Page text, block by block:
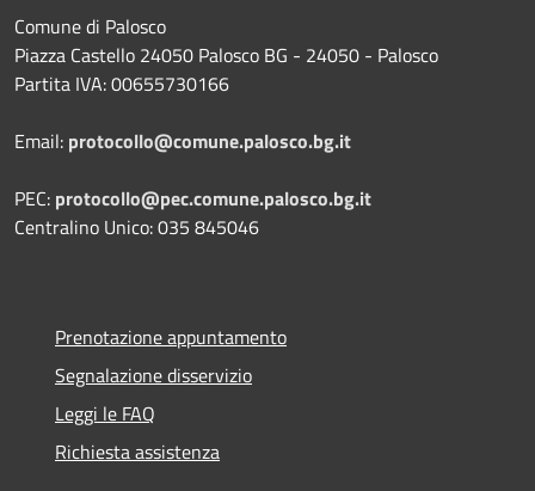
Comune di Palosco
Piazza Castello 24050 Palosco BG - 24050 - Palosco
Partita IVA: 00655730166
Email: protocollo@comune.palosco.bg.it
PEC: protocollo@pec.comune.palosco.bg.it
Centralino Unico: 035 845046
Prenotazione appuntamento
Segnalazione disservizio
Leggi le FAQ
Richiesta assistenza